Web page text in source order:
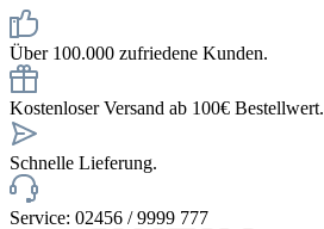
Über 100.000 zufriedene Kunden.
Kostenloser Versand ab 100€ Bestellwert.
Schnelle Lieferung.
Service: 02456 / 9999 777